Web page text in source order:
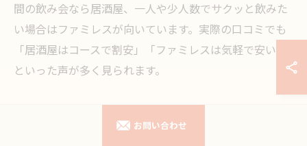
間の飲み会なら居酒屋、一人や少人数でサクッと飲みた
い場合はファミレスが向いています。実際の口コミでも
「居酒屋はコースで割安」「ファミレスは気軽で安い」
といった声が多く見られます。
ファミレス飲みの営業時間や利用の注意点
お問い合わせ